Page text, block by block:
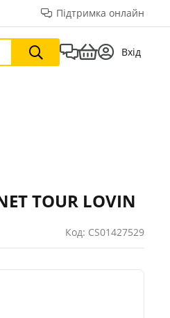
Підтримка онлайн
Вхід
TOUR LOVIN
Код: CS01427529